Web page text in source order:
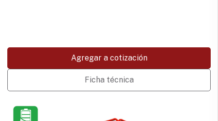
Agregar a cotización
Ficha técnica